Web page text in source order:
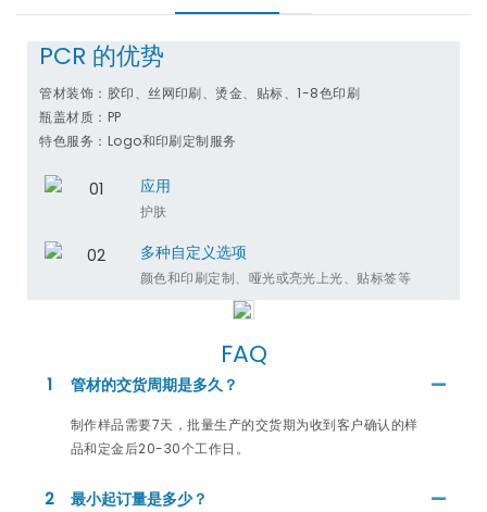
PCR 的优势
管材装饰：胶印、丝网印刷、烫金、贴标、1-8色印刷
瓶盖材质：PP
特色服务：Logo和印刷定制服务
应用
护肤
多种自定义选项
颜色和印刷定制、哑光或亮光上光、贴标签等
FAQ
1 管材的交货周期是多久？
制作样品需要7天，批量生产的交货期为收到客户确认的样
品和定金后20-30个工作日。
2 最小起订量是多少？